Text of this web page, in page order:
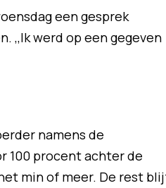
een gesprek
,,Ik werd op een gegeven
namens de
100 procent achter de
min of meer. De rest